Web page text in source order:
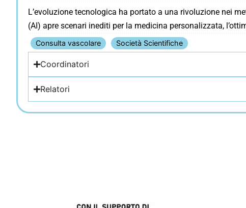
L’evoluzione tecnologica ha portato a una rivoluzione nei
(AI) apre scenari inediti per la medicina personalizzata,
Consulta vascolare Società Scientifiche
Coordinatori
Relatori